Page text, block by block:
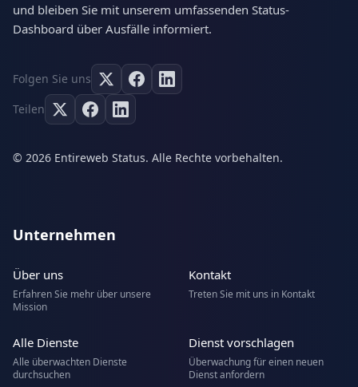
und bleiben Sie mit unserem umfassenden Status-
Dashboard über Ausfälle informiert.
Folgen Sie uns
Teilen
© 2026 Entireweb Status. Alle Rechte vorbehalten.
Unternehmen
Über uns
Erfahren Sie mehr über unsere
Mission
Kontakt
Treten Sie mit uns in Kontakt
Alle Dienste
Alle überwachten Dienste
durchsuchen
Dienst vorschlagen
Überwachung für einen neuen
Dienst anfordern